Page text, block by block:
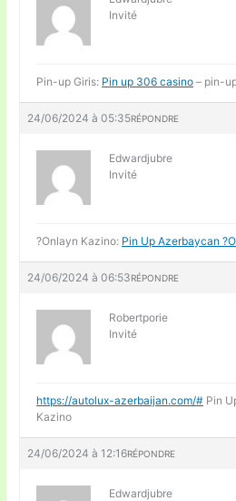
Invité
Pin-up Giris: Pin up 306 casino – pin-
24/06/2024 à 05:35RÉPONDRE
Edwardjubre
Invité
?Onlayn Kazino: Pin Up Azerbaycan
24/06/2024 à 06:53RÉPONDRE
Robertporie
Invité
https://autolux-azerbaijan.com/# Pin
Kazino
24/06/2024 à 12:16RÉPONDRE
Edwardjubre